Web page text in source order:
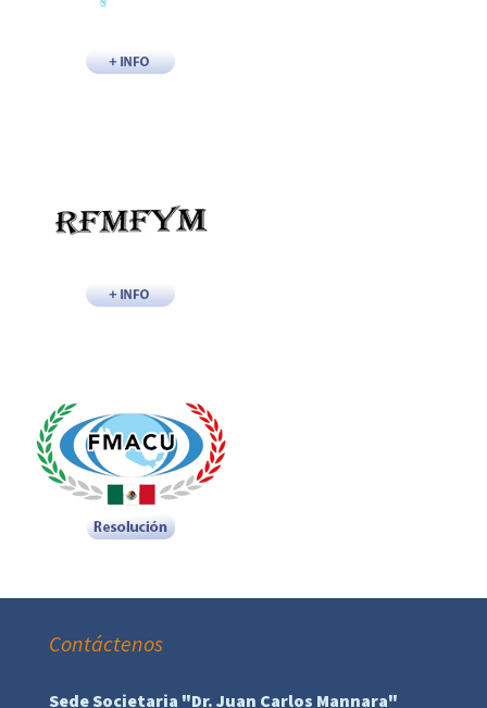
Contáctenos
Sede Societaria "Dr. Juan Carlos Mannara"